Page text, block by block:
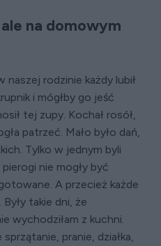
na domowym
naszej rodzinie każdy lubił
i mógłby go jeść
tej zupy. Kochał rosół,
patrzeć. Mało było dań,
Tylko w jednym byli
nie mogły być
A przecież każde
takie dni, że
wychodziłam z kuchni.
pranie, działka,